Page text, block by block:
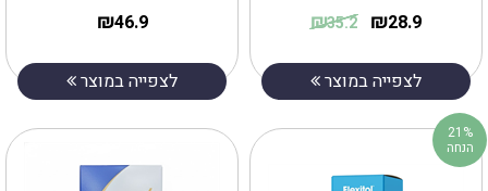
46.9
₪
לצפייה במוצר
28.9
₪
35.2
₪
לצפייה במוצר
21%
הנחה